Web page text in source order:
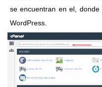
se encuentran en el,
WordPress.